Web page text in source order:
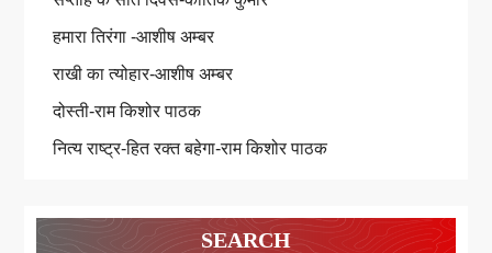
हमारा तिरंगा -आशीष अम्बर
राखी का त्योहार-आशीष अम्बर
दोस्ती-राम किशोर पाठक
नित्य राष्ट्र-हित रक्त बहेगा-राम किशोर पाठक
SEARCH